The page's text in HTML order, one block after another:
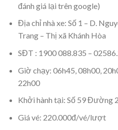
đánh giá lại trên google)
Địa chỉ nhà xe: Số 1 – D.
Trang – Thị xã Khánh Hòa
SĐT : 1900 088.835 –
Giờ chạy: 06h45, 08h00,
22h00
Khởi hành tại: Số 59 Đường
Giá vé: 220.000đ/vé/lượt